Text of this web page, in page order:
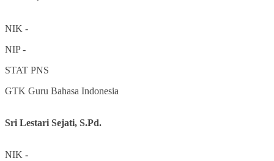
NIK -
NIP-
STAT PNS
GTK Guru Bahasa Indonesia
Sri Lestari Sejati, S.Pd.
NIK -